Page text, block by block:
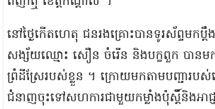
នៅថ្ងៃកើតហេតុ ជនរងគ្រោះបានទូរស័ព្ទមកប្តឹ
សង្ស័យឈ្មោះ សឿន ចំរើន និងបក្ខពួក បានម
ព្រំដីស្រែរបស់ខ្លួន ។ ក្រោយមកតាមបញ្ជារបស់
ជំនាញចុះទៅសហការជាមួយកម្លាំងប៉ុស្តិ៍និងអា